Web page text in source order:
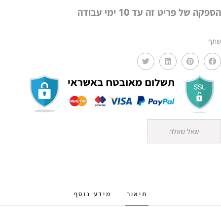
MMS
הספקה של פריט זה עד 10 ימי עבודה
שתף
שאל שאלה
תיאור מידע נוסף